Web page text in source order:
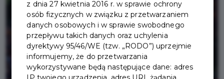
z dnia 27 kwietnia 2016 r. w sprawie ochrony
osób fizycznych w związku z przetwarzaniem
danych osobowych i w sprawie swobodnego
przepływu takich danych oraz uchylenia
dyrektywy 95/46/WE (tzw. „RODO”) uprzejmie
informujemy, że do przetwarzania
wykorzystywane będą następujące dane: adres